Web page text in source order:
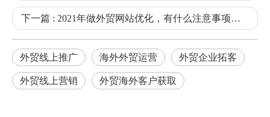
下一篇 : 2021年做外贸网站优化，有什么注意事项呢？
外贸线上推广 海外外贸运营 外贸企业拓客
外贸线上营销 外贸海外客户获取